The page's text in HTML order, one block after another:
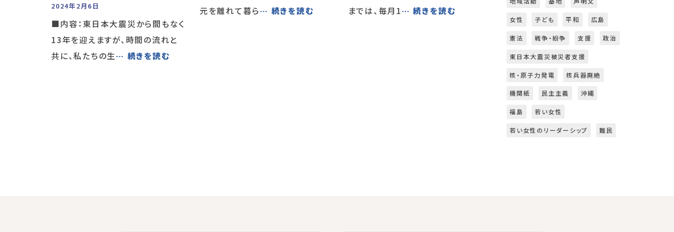
2024年2月6日
■内容：東日本大震災から間もなく
13年を迎えますが、時間の流れと
共に、私たちの生… 続きを読む
元を離れて暮ら… 続きを読む
までは、毎月1… 続きを読む
女性 子ども 平和 広島
憲法 戦争・紛争 支援 政治
東日本大震災被災者支援
核・原子力発電 核兵器廃絶
機関紙 民主主義 沖縄
福島 若い女性
若い女性のリーダーシップ 難民